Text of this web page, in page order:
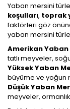
Yaban mersini
koşulları, toprak
faktörleri göz
yaban mersini
Amerikan Yaban
tatlı meyveler,
Yüksek Yaban
büyüme ve yoğun
Düşük Yaban
meyveler,